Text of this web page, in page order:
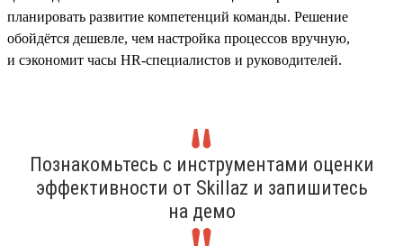
планировать развитие компетенций команды. Решение
обойдётся дешевле, чем настройка процессов вручную,
и сэкономит часы HR-специалистов и руководителей.
Познакомьтесь с инструментами оценки
эффективности от Skillaz и запишитесь
на демо